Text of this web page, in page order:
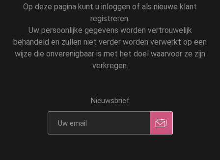
Op deze pagina kunt u inloggen of als nieuwe klant
registreren.
Uw persoonlijke gegevens worden vertrouwelijk
behandeld en zullen niet verder worden verwerkt op een
wijze die onverenigbaar is met het doel waarvoor ze zijn
verkregen.
Nieuwsbrief